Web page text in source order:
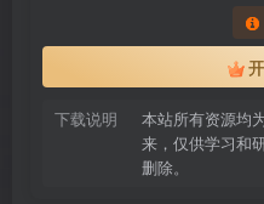
下载说明
本站所有资源均
来，仅供学习和
删除。